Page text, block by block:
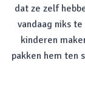
dat ze zelf
vandaag niks
kinderen
pakken hem ten